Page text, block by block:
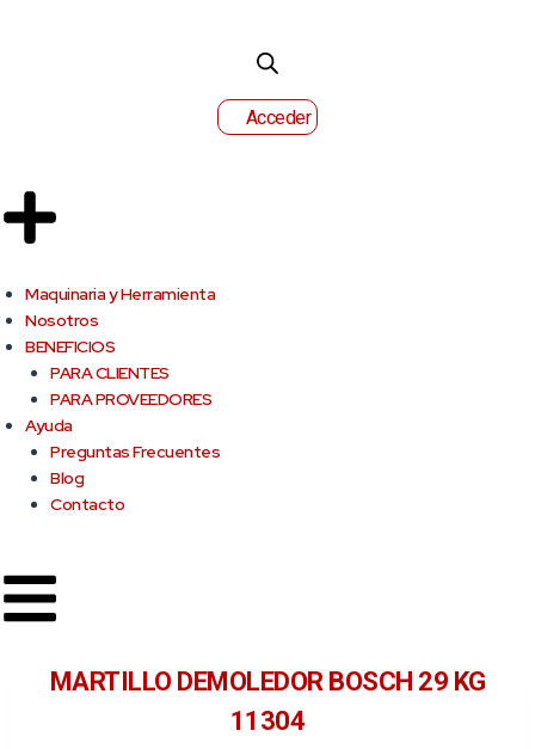
Acceder
Maquinaria y Herramienta
Nosotros
BENEFICIOS
PARA CLIENTES
PARA PROVEEDORES
Ayuda
Preguntas Frecuentes
Blog
Contacto
MARTILLO DEMOLEDOR BOSCH 29 KG
11304